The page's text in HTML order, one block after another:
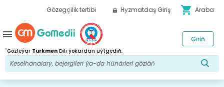
Gözegçilik tertibi Hyzmatdaş Giriş shopping_cart Araba
*Gözleýär Turkmen Dili ýokardan üýtgediň.
Giriň
menu